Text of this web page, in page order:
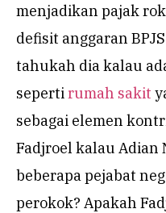
menjadikan pajak
defisit anggaran
tahukah dia kalau
sepertirumah sakit
sebagai elemen
Fadjroel kalau Adian
beberapa pejabat
perokok? Apakah